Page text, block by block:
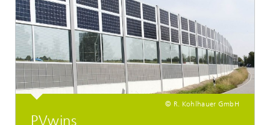
© R. Kohlhauer GmbH
PVwins